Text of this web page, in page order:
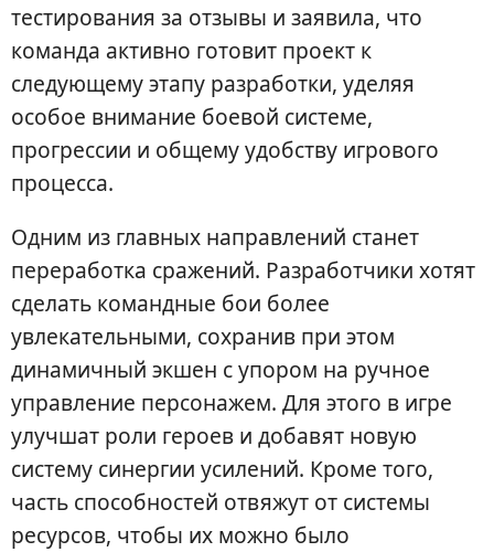
тестирования за отзывы и заявила, что
команда активно готовит проект к
следующему этапу разработки, уделяя
особое внимание боевой системе,
прогрессии и общему удобству игрового
процесса.
Одним из главных направлений станет
переработка сражений. Разработчики хотят
сделать командные бои более
увлекательными, сохранив при этом
динамичный экшен с упором на ручное
управление персонажем. Для этого в игре
улучшат роли героев и добавят новую
систему синергии усилений. Кроме того,
часть способностей отвяжут от системы
ресурсов, чтобы их можно было